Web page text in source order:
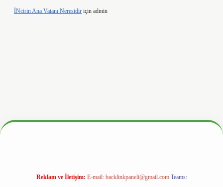
İNcirin Ana Vatanı Neresidir için admin
Reklam ve İletişim: E-mail: backlinkpaneli@gmail.com Teams: